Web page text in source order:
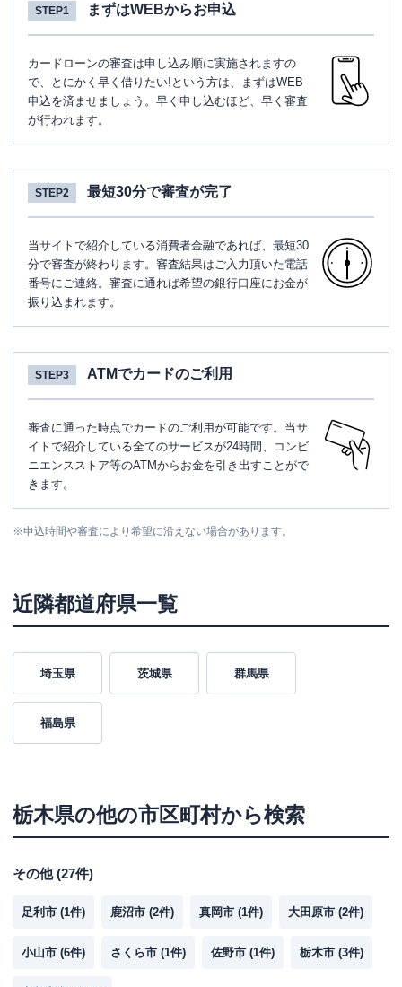
STEP1 まずはWEBからお申込
カードローンの審査は申し込み順に実施されますの
で、とにかく早く借りたい!という方は、まずはWEB
申込を済ませましょう。早く申し込むほど、早く審査
が行われます。
STEP2 最短30分で審査が完了
当サイトで紹介している消費者金融であれば、最短30
分で審査が終わります。審査結果はご入力頂いた電話
番号にご連絡。審査に通れば希望の銀行口座にお金が
振り込まれます。
STEP3 ATMでカードのご利用
審査に通った時点でカードのご利用が可能です。当サ
イトで紹介している全てのサービスが24時間、コンビ
ニエンスストア等のATMからお金を引き出すことがで
きます。
※申込時間や審査により希望に沿えない場合があります。
近隣都道府県一覧
埼玉県 茨城県 群馬県
福島県
栃木県の他の市区町村から検索
その他(27件)
足利市 (1件) 鹿沼市 (2件) 真岡市 (1件) 大田原市 (2件)
小山市 (6件) さくら市 (1件) 佐野市 (1件) 栃木市 (3件)